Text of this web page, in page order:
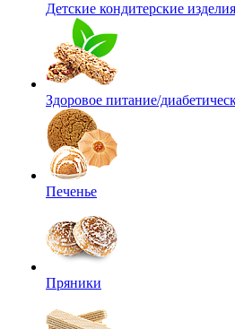
Детские кондитерские изделия
Здоровое питание/
Печенье
Пряники